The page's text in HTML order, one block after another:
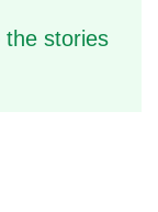
the stories